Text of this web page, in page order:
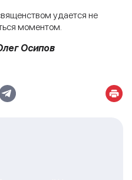
удается не
моментом.
Осипов